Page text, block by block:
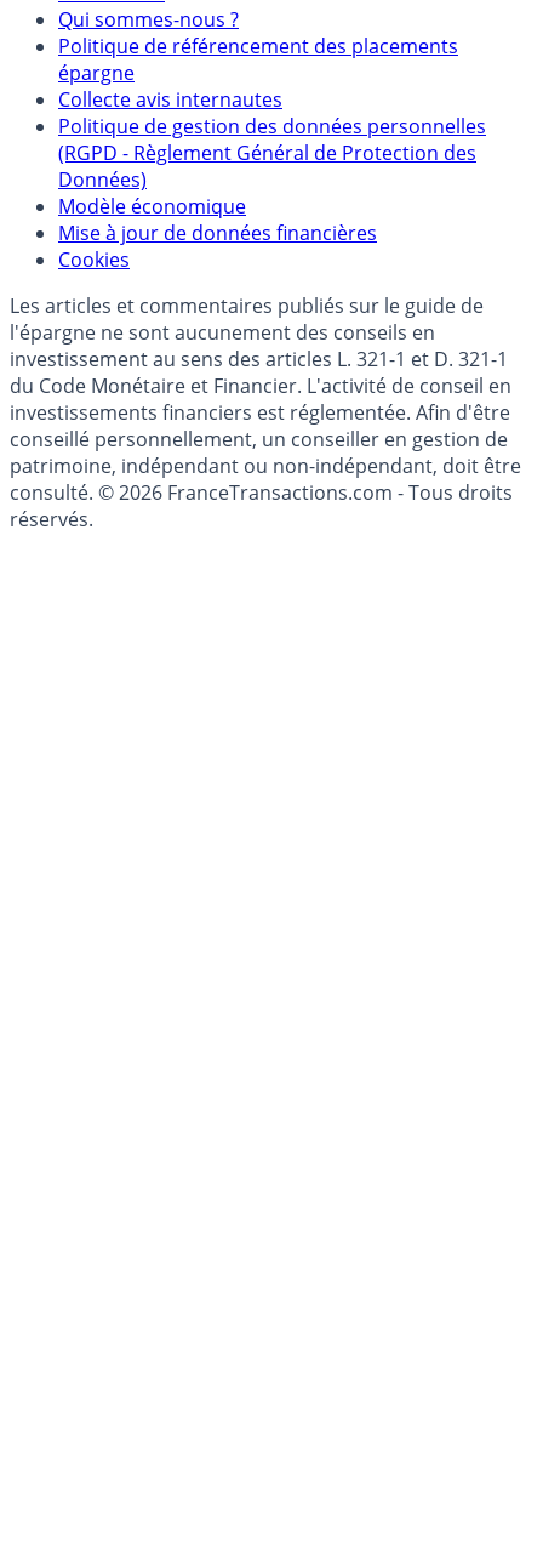
Mentions légales et Conditions d’utilisation
Partenaires
Qui sommes-nous ?
Politique de référencement des placements
épargne
Collecte avis internautes
Politique de gestion des données personnelles
(RGPD - Règlement Général de Protection des
Données)
Modèle économique
Cookies
Les articles et commentaires publiés sur le guide de
l'épargne ne sont aucunement des conseils en
investissement au sens des articles L. 321-1 et D. 321-1
du Code Monétaire et Financier. L'activité de conseil en
investissements financiers est réglementée. Afin d'être
conseillé personnellement, un conseiller en gestion de
patrimoine, indépendant ou non-indépendant, doit être